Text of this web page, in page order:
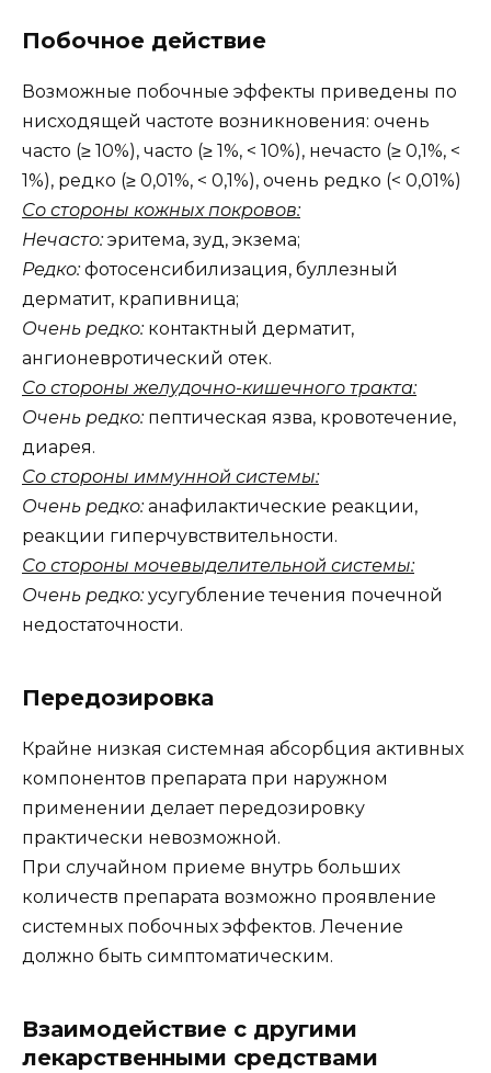
Побочное действие
Возможные побочные эффекты приведены по
нисходящей частоте возникновения: очень
часто (≥ 10%), часто (≥ 1%, < 10%), нечасто (≥ 0,1%, <
1%), редко (≥ 0,01%, < 0,1%), очень редко (< 0,01%)
Со стороны кожных покровов:
Нечасто:эритема, зуд, экзема;
Редко:фотосенсибилизация, буллезный
дерматит, крапивница;
Очень редко:контактный дерматит,
ангионевротический отек.
Со стороны желудочно-кишечного тракта:
Очень редко:пептическая язва, кровотечение,
диарея.
Со стороны иммунной системы:
Очень редко:анафилактические реакции,
реакции гиперчувствительности.
Со стороны мочевыделительной системы:
Очень редко:усугубление течения почечной
недостаточности.
Передозировка
Крайне низкая системная абсорбция активных
компонентов препарата при наружном
применении делает передозировку
практически невозможной.
При случайном приеме внутрь больших
количеств препарата возможно проявление
системных побочных эффектов. Лечение
должно быть симптоматическим.
Взаимодействие с другими
лекарственными средствами